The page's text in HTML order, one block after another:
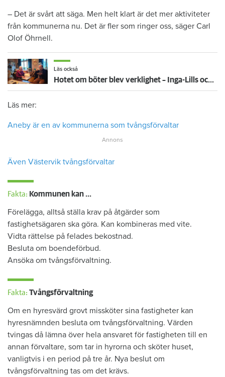
– Det är svårt att säga. Men helt klart är det mer aktiviteter
från kommunerna nu. Det är fler som ringer oss, säger Carl
Olof Öhrnell.
Läs också
Hotet om böter blev verklighet – Inga-Lills och Stirlings hyresvärdar får betala 75 000: ”Herregud så onödigt”
Läs mer:
Aneby är en av kommunerna som tvångsförvaltar
Även Västervik tvångsförvaltar
Fakta: Kommunen kan ...
Förelägga, alltså ställa krav på åtgärder som
fastighetsägaren ska göra. Kan kombineras med vite.
Vidta rättelse på felades bekostnad.
Besluta om boendeförbud.
Ansöka om tvångsförvaltning.
Fakta: Tvångsförvaltning
Om en hyresvärd grovt missköter sina fastigheter kan
hyresnämnden besluta om tvångsförvaltning. Värden
tvingas då lämna över hela ansvaret för fastighet­en till en
annan förvaltare, som tar in hyrorna och sköter huset,
vanligtvis i en period på tre år. Nya beslut om
tvångsförvaltning tas om det krävs.